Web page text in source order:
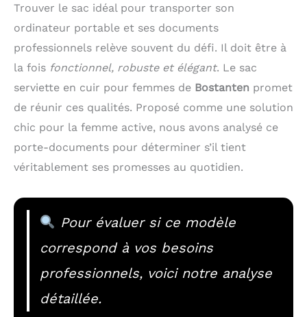
Trouver le sac idéal pour transporter son
ordinateur portable et ses documents
professionnels relève souvent du défi. Il doit être à
la fois fonctionnel, robuste et élégant. Le sac
serviette en cuir pour femmes de Bostanten promet
de réunir ces qualités. Proposé comme une solution
chic pour la femme active, nous avons analysé ce
porte-documents pour déterminer s’il tient
véritablement ses promesses au quotidien.
Pour évaluer si ce modèle
correspond à vos besoins
professionnels, voici notre analyse
détaillée.